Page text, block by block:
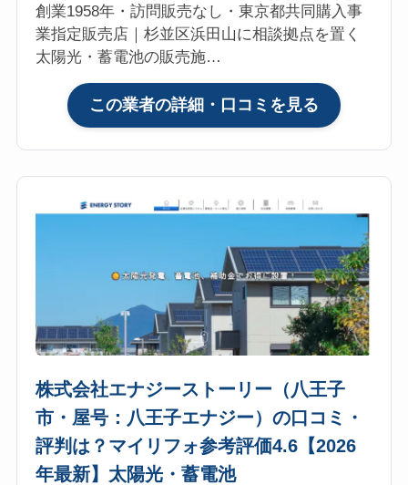
判
は？
イ
フ
ォ
参
価
4.7【2026
年
最
新】
太
陽
光・
蓄
電
創業1958年・訪問販売なし・東京都共同購入事
業指定販売店｜杉並区浜田山に相談拠点を置く
太陽光・蓄電池の販売施…
この業者の詳細・口コミを見る
リ
ケ
ン
ナ
ー
有
限
会
社
（杉
並・
浜
田
株式会社エナジーストーリー（八王子
市・屋号：八王子エナジー）の口コミ・
評判は？マイリフォ参考評価4.6【2026
年最新】太陽光・蓄電池